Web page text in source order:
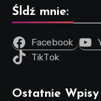
Śldź mnie:
Facebook
TikTok
Ostatnie Wpisy